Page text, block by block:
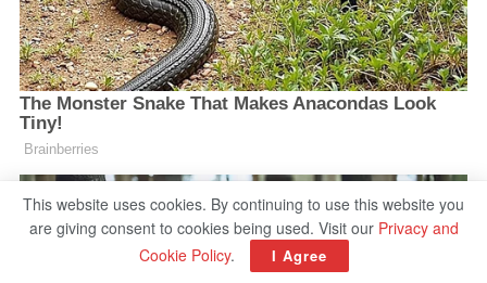
This website uses cookies. By continuing to use this website you
are giving consent to cookies being used. Visit our Privacy and
Cookie Policy. I Agree